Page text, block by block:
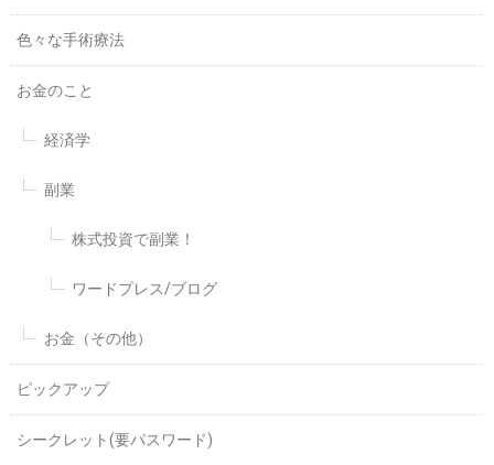
色々な手術療法
お金のこと
経済学
副業
株式投資で副業！
ワードプレス/ブログ
お金（その他）
ピックアップ
シークレット(要パスワード)